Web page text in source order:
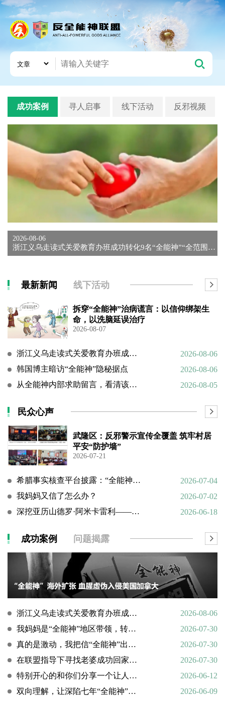
成功案例 寻人启事 线下活动 反邪视频
2026-08-06
浙江义乌走读式关爱教育办班成功转化9名“全能神”“全范围教会...
最新新闻 线下活动
拆穿“全能神”治病谎言：以信仰绑架生
命，以洗脑延误治疗
2026-08-07
浙江义乌走读式关爱教育办班成功转化9名“全能神”“全范围教会”等邪教人员
2026-08-06
韩国博主暗访“全能神”隐秘据点
2026-08-06
从全能神内部求助留言，看清该邪教扭曲的相处环境与常态化的精神 PUA
2026-08-05
民众心声
武隆区：反邪警示宣传全覆盖 筑牢村居
平安“防护墙”
2026-07-21
希腊事实核查平台披露：“全能神”邪教借AI技术向欧洲渗透
2026-07-04
我妈妈又信了怎么办？
2026-07-02
深挖亚历山德罗·阿米卡雷利——一个邪教组织的国际帮凶
2026-06-18
成功案例 问题揭露
浙江义乌走读式关爱教育办班成功转化9名“全能神”“全范围教会”等邪教人员
2026-08-06
我妈妈是“全能神”地区带领，转化情况好转
2026-07-30
真的是激动，我把信“全能神”出走的老婆找了回来
2026-07-30
在联盟指导下寻找老婆成功回家回顾
2026-07-30
特别开心的和你们分享一个让人欣慰的好消息
2026-06-12
双向理解，让深陷七年“全能神”的母亲彻底醒悟
2026-06-09